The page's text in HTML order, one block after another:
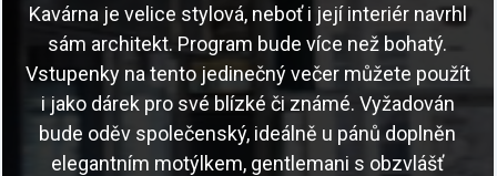
Kavárna je velice stylová, neboť i její interiér navrhl
sám architekt. Program bude více než bohatý.
Vstupenky na tento jedinečný večer můžete použít
i jako dárek pro své blízké či známé. Vyžadován
bude oděv společenský, ideálně u pánů doplněn
elegantním motýlkem, gentlemani s obzvlášť